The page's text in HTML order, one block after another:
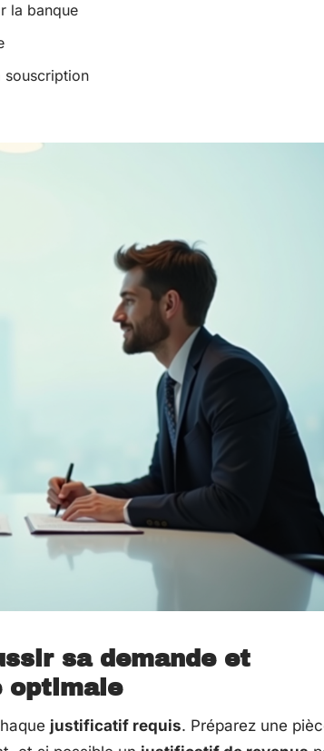
la banque
souscription
sa demande et
optimale
justificatif requis. Préparez une